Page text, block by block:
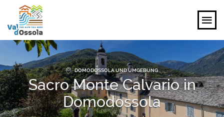
ENTDECKEN
ERLEBEN
PLANEN
DOMODOSSOLA UND UMGEBUNG
Sacro Monte Calvario in
Domodossola